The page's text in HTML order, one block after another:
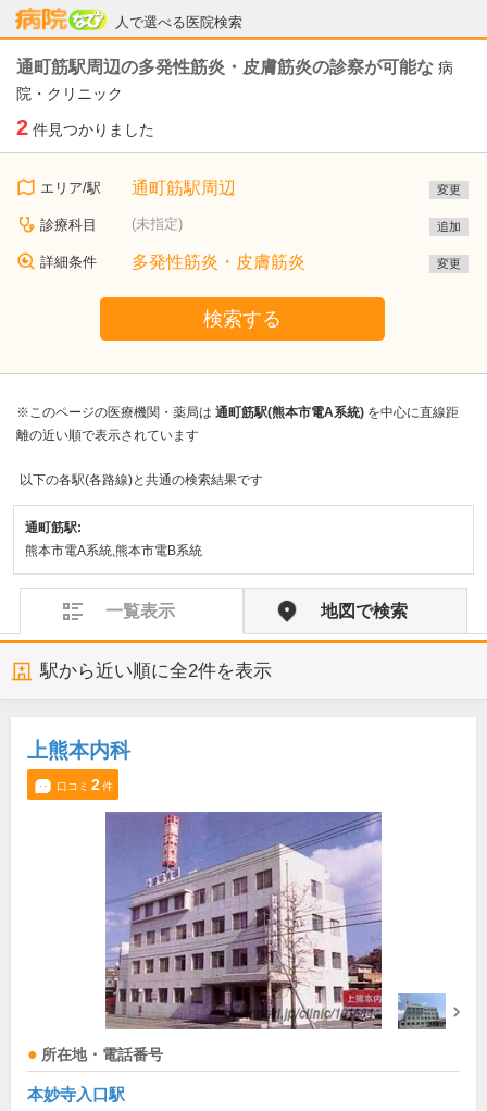
人で選べる医院検索
病院なび
通町筋駅周辺の多発性筋炎・皮膚筋炎の診察が可能な 病
院・クリニック
2 件見つかりました
エリア/駅 通町筋駅周辺 変更
診療科目 (未指定) 追加
詳細条件 多発性筋炎・皮膚筋炎 変更
検索する
※このページの医療機関・薬局は 通町筋駅(熊本市電A系統) を中心に直線距
離の近い順で表示されています
以下の各駅(各路線)と共通の検索結果です
通町筋駅:
熊本市電A系統,熊本市電B系統
一覧表示 地図で検索
駅から近い順に全2件を表示
上熊本内科
口コミ 2件
所在地・電話番号
本妙寺入口駅